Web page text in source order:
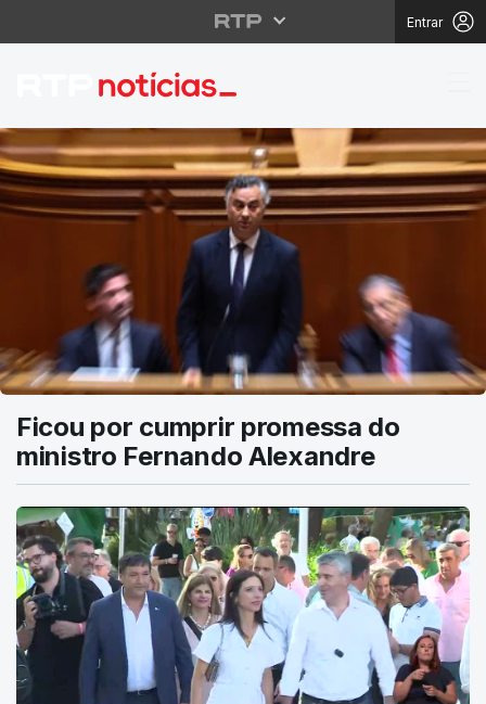
Entrar
RTP Notícias
Ficou por cumprir promessa do
ministro Fernando Alexandre